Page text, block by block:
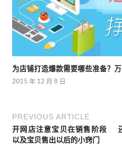
为店铺打造爆款需要哪些准备？
2015 年 12 月 8 日
PREVIOUS ARTICLE
开网店注意宝贝在销售阶段
以及宝贝售出以后的小窍门